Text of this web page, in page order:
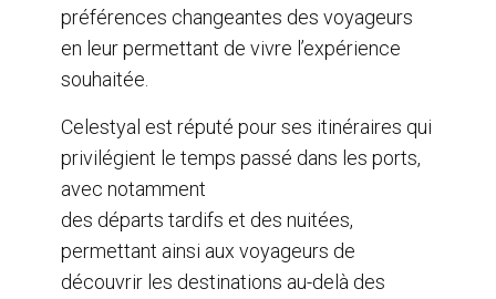
préférences changeantes des voyageurs
en leur permettant de vivre l’expérience
souhaitée.
Celestyal est réputé pour ses itinéraires qui
privilégient le temps passé dans les ports,
avec notamment
des départs tardifs et des nuitées,
permettant ainsi aux voyageurs de
découvrir les destinations au-delà des